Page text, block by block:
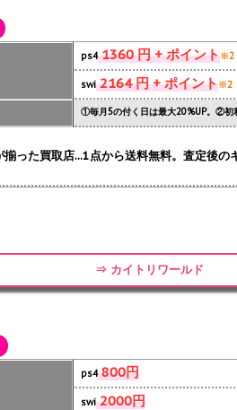
ps41360 円 + ポイント※2
swi2164 円 + ポイント※2
①毎月5の付く日は最大20%UP。②初
った買取店...1点から送料無料。査定後
⇒ カイトリワールド
ps4800円
swi2000円